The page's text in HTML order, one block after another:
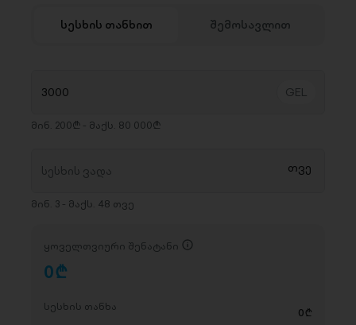
სესხის თანხით შემოსავლით
მინ. 200₾ - მაქს. 80 000₾
მინ. 3 - მაქს. 48 თვე
ყოველთვიური შენატანი
0D
სესხის თანხა 0 D